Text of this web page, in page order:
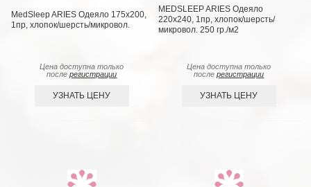
MedSleep ARIES Одеяло 175х200,
1пр, хлопок/шерсть/микровол.
Цена доступна только
послерегистрации
УЗНАТЬ ЦЕНУ
MEDSLEEP ARIES Одеяло
220х240, 1пр, хлопок/шерсть/
микровол. 250 гр./м2
Цена доступна только
послерегистрации
УЗНАТЬ ЦЕНУ